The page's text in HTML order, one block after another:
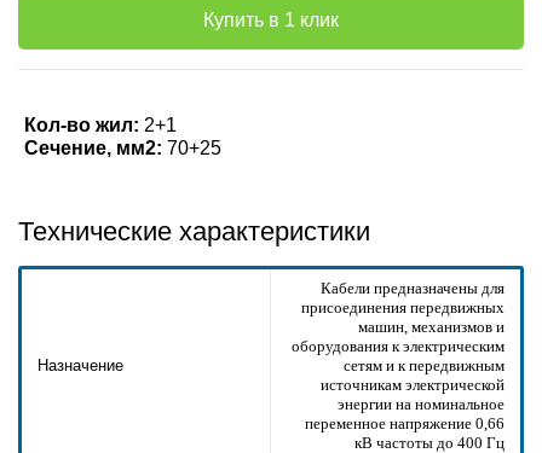
Купить в 1 клик
Кол-во жил: 2+1
Сечение, мм2: 70+25
Технические характеристики
Назначение
Кабели предназначены для
присоединения передвижных
машин, механизмов и
оборудования к электрическим
сетям и к передвижным
источникам электрической
энергии на номинальное
переменное напряжение 0,66
кВ частоты до 400 Гц